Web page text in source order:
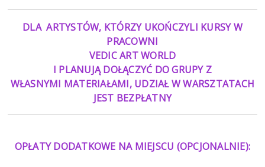
DLA ARTYSTÓW, KTÓRZY UKOŃCZYLI KURSY W
PRACOWNI
VEDIC ART WORLD
I PLANUJĄ DOŁĄCZYĆ DO GRUPY Z
WŁASNYMI MATERIAŁAMI, UDZIAŁ W WARSZTATACH
JEST BEZPŁATNY
OPŁATY DODATKOWE NA MIEJSCU (OPCJONALNIE):